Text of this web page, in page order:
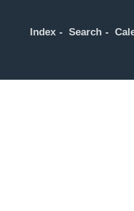
Index Search